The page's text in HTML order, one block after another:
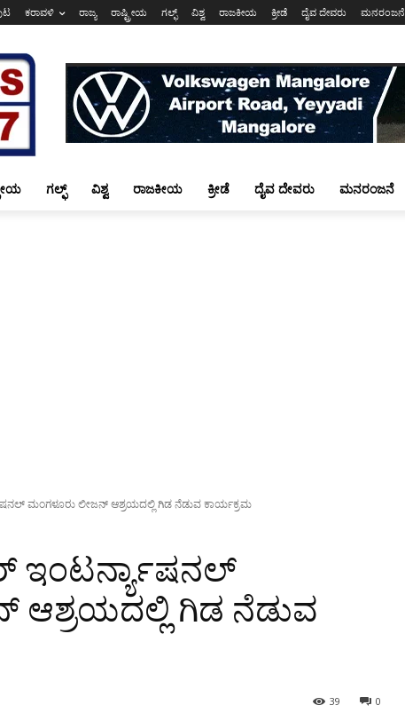
ಕರಾವಳಿ ರಾಜ್ಯ ರಾಷ್ಟ್ರೀಯ ಗಲ್ಫ್ ವಿಶ್ವ ರಾಜಕೀಯ ಕ್ರೀಡೆ ದೈವ ದೇವರು ಮನರಂಜನೆ
ಗಲ್ಫ್ ವಿಶ್ವ ರಾಜಕೀಯ ಕ್ರೀಡೆ ದೈವ ದೇವರು ಮನರಂಜನೆ
ಮಂಗಳೂರು ಲೀಜನ್ ಆಶ್ರಯದಲ್ಲಿ ಗಿಡ ನೆಡುವ ಕಾರ್ಯಕ್ರಮ
ಆಶ್ರಯದಲ್ಲಿ ಗಿಡ ನೆಡುವ
0
39